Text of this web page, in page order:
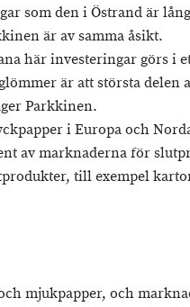
som den i Östrand är
är av samma åsikt.
här investeringar görs i
är att största delen
Parkkinen.
i Europa och
av marknaderna för
till exempel
mjukpapper, och